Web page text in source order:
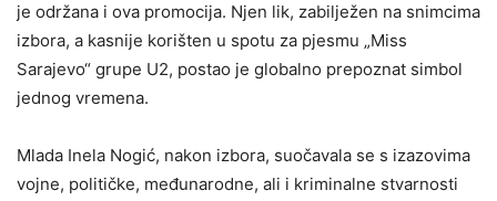
je održana i ova promocija. Njen lik, zabilježen na snimcima
izbora, a kasnije korišten u spotu za pjesmu „Miss
Sarajevo“ grupe U2, postao je globalno prepoznat simbol
jednog vremena.
Mlada Inela Nogić, nakon izbora, suočavala se s izazovima
vojne, političke, međunarodne, ali i kriminalne stvarnosti